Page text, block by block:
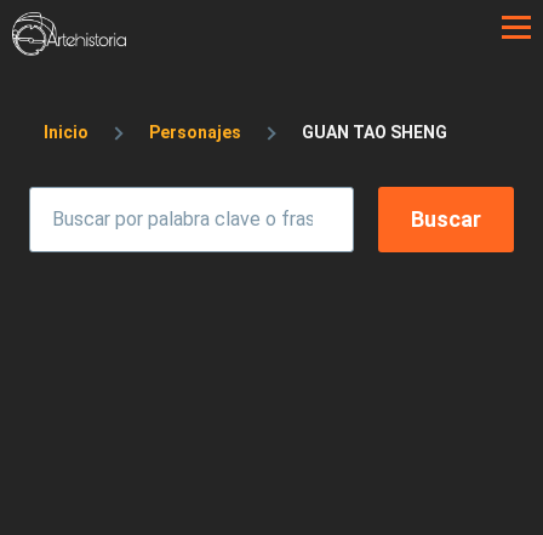
Pasar al contenido principal
Sobrescribir enlaces de ayuda a la
Inicio Personajes GUAN TAO SHENG